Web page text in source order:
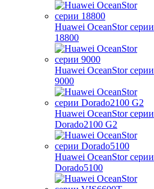
Huawei OceanStor серии
18800
Huawei OceanStor серии
9000
Huawei OceanStor серии
Dorado2100 G2
Huawei OceanStor серии
Dorado5100